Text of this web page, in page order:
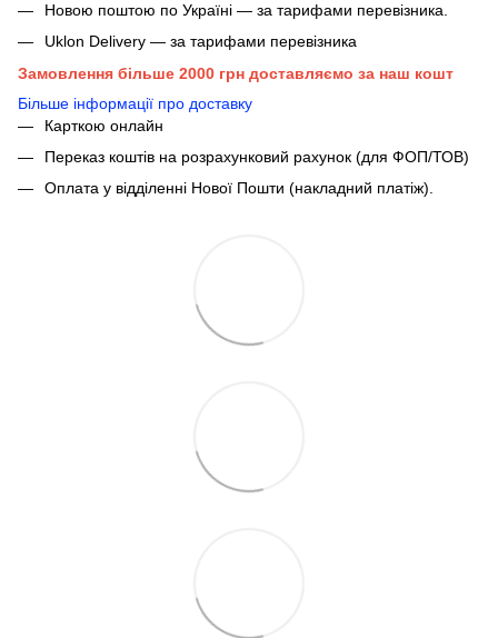
Новою поштою по Україні — за тарифами перевізника.
Uklon Delivery — за тарифами перевізника
Замовлення більше 2000 грн доставляємо за наш кошт
Більше інформації про доставку
Карткою онлайн
Переказ коштів на розрахунковий рахунок (для ФОП/ТОВ)
Оплата у відділенні Нової Пошти (накладний платіж).